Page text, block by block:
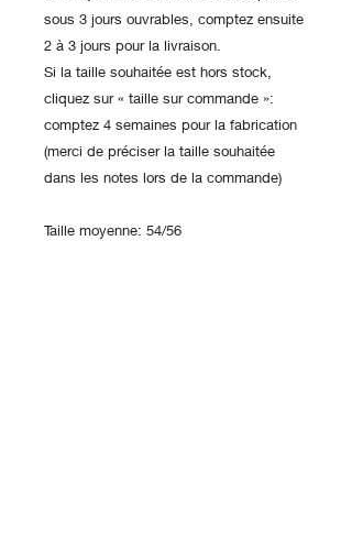
sous 3 jours ouvrables, comptez ensuite
2 à 3 jours pour la livraison.
Si la taille souhaitée est hors stock,
cliquez sur « taille sur commande »:
comptez 4 semaines pour la fabrication
(merci de préciser la taille souhaitée
dans les notes lors de la commande)
Taille moyenne: 54/56